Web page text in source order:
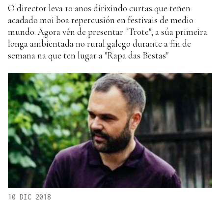
O director leva 10 anos dirixindo curtas que teñen
acadado moi boa repercusión en festivais de medio
mundo. Agora vén de presentar "Trote", a súa primeira
longa ambientada no rural galego durante a fin de
semana na que ten lugar a "Rapa das Bestas"
10 DIC 2018